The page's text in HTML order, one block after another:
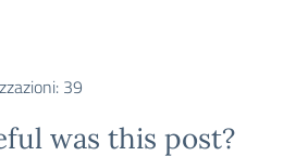
39
was this post?